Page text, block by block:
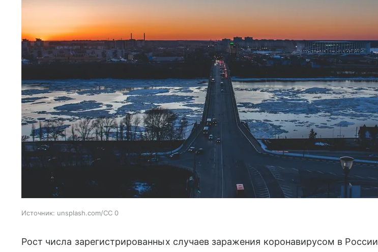
Источник: unsplash.com/CC 0
Рост числа зарегистрированных случаев заражения коронавирусом в России